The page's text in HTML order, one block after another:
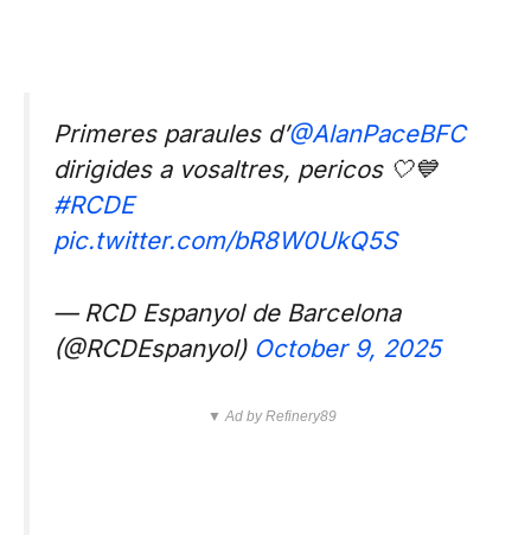
Primeres paraules d’@AlanPaceBFC
dirigides a vosaltres, pericos 🤍💙
#RCDE
pic.twitter.com/bR8W0UkQ5S
— RCD Espanyol de Barcelona
(@RCDEspanyol) October 9, 2025
▼ Ad by Refinery89